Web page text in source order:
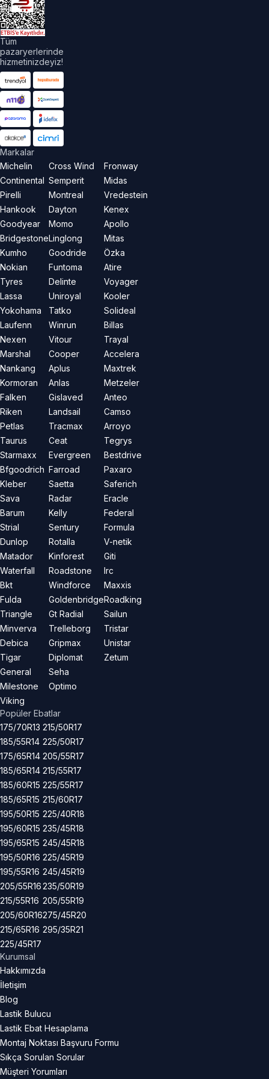
Tüm
pazaryerlerinde
hizmetinizdeyiz!
Markalar
Michelin
Continental
Pirelli
Hankook
Goodyear
Bridgestone
Kumho
Nokian
Tyres
Lassa
Yokohama
Laufenn
Nexen
Marshal
Nankang
Kormoran
Falken
Riken
Petlas
Taurus
Starmaxx
Bfgoodrich
Kleber
Sava
Barum
Strial
Dunlop
Matador
Waterfall
Bkt
Fulda
Triangle
Minverva
Debica
Tigar
General
Milestone
Viking
Cross Wind
Semperit
Montreal
Dayton
Momo
Linglong
Goodride
Funtoma
Delinte
Uniroyal
Tatko
Winrun
Vitour
Cooper
Aplus
Anlas
Gislaved
Landsail
Tracmax
Ceat
Evergreen
Farroad
Saetta
Radar
Kelly
Sentury
Rotalla
Kinforest
Roadstone
Windforce
Goldenbridge
Gt Radial
Trelleborg
Gripmax
Diplomat
Seha
Optimo
Fronway
Midas
Vredestein
Kenex
Apollo
Mitas
Özka
Atire
Voyager
Kooler
Solideal
Billas
Trayal
Accelera
Maxtrek
Metzeler
Anteo
Camso
Arroyo
Tegrys
Bestdrive
Paxaro
Saferich
Eracle
Federal
Formula
V-netik
Giti
Irc
Maxxis
Roadking
Sailun
Tristar
Unistar
Zetum
Popüler Ebatlar
175/70R13
185/55R14
175/65R14
185/65R14
185/60R15
185/65R15
195/50R15
195/60R15
195/65R15
195/50R16
195/55R16
205/55R16
215/55R16
205/60R16
215/65R16
225/45R17
215/50R17
225/50R17
205/55R17
215/55R17
225/55R17
215/60R17
225/40R18
235/45R18
245/45R18
225/45R19
245/45R19
235/50R19
205/55R19
275/45R20
295/35R21
Kurumsal
Hakkımızda
İletişim
Blog
Lastik Bulucu
Lastik Ebat Hesaplama
Montaj Noktası Başvuru Formu
Sıkça Sorulan Sorular
Müşteri Yorumları